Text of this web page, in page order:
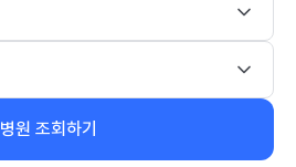
병원 조회하기